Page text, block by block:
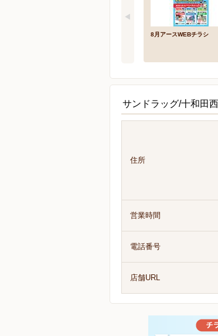
8月アースWEBチラシ
サンドラッグ/十和田
住所
営業時間
電話番号
店舗URL